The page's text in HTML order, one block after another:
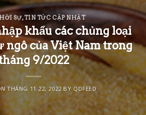
SỰ,TIN TỨC CẬP NHẬT
khẩu các chủng loại
ngô của Việt Nam trong
9/2022
THÁNG 11 22, 2022BY QDFEED